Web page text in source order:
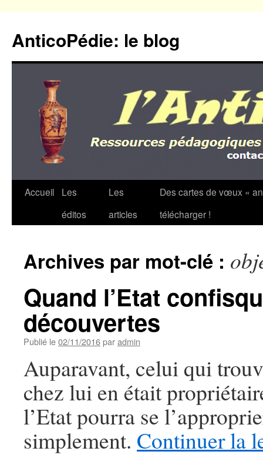
contenu
AnticoPédie: le blog
Accueil
Les
éditos
Les
articles
Des cartes de vœux «
télécharger !
Archives par mot-clé :
Quand l’Etat
découvertes
Publié le02/11/2016paradmin
Auparavant, celui qui
chez lui en était
l’Etat pourra se
simplement. Continuer la